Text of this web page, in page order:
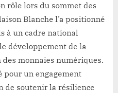
rôle lors du sommet des
Blanche l’a positionné
à un cadre national
développement de la
monnaies numériques.
pour un engagement
de soutenir la résilience